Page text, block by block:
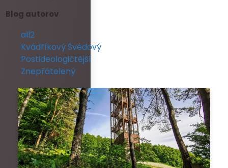
Blog autorov
all2
Kvádříkový Švédový
Postideologičtější
Znepřátelený